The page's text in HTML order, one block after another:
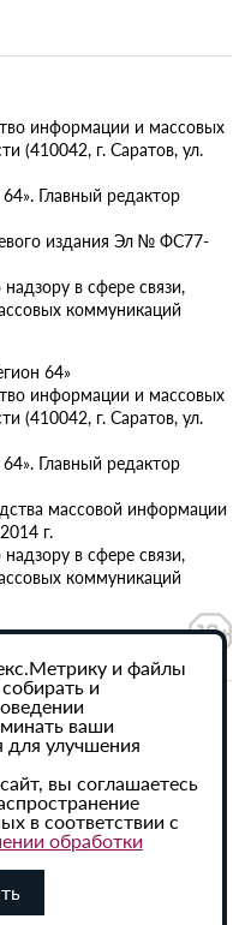
информации и массовых
(410042, г. Саратов, ул.
Главный редактор
издания Эл № ФС77-
в сфере связи,
коммуникаций
64»
информации и массовых
(410042, г. Саратов, ул.
Главный редактор
массовой информации
г.
в сфере связи,
коммуникаций
данных
сайта активная
обязательна.
и файлы
и
ваши
для улучшения
вы соглашаетесь
в соответствии с
обработки